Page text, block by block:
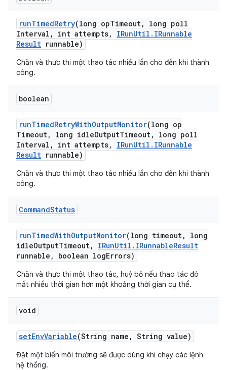
runTimedRetry(long opTimeout,
long poll
Interval , int attempts, IRunUtil . IRunnable
Result runnable)
Chặn và thực thi một thao tác nhiều lần cho đến khi thành
công.
boolean
runTimedRetryWithOutputMonitor(long op
Timeout, long idleOutputTimeout,
long poll
Interval , int attempts, IRunUtil . IRunnable
Result runnable)
Chặn và thực thi một thao tác nhiều lần cho đến khi thành
công.
CommandStatus
runTimedWithOutputMonitor(long timeout,
long
idleOutputTimeout, IRunUtil . IRunnableResult
runnable , boolean logErrors)
Chặn và thực thi một thao tác, huỷ bỏ nếu thao tác đó
mất nhiều thời gian hơn một khoảng thời gian cụ thể.
void
setEnvVariable(String name , String value)
Đặt một biến môi trường sẽ được dùng khi chạy các lệnh
hệ thống.